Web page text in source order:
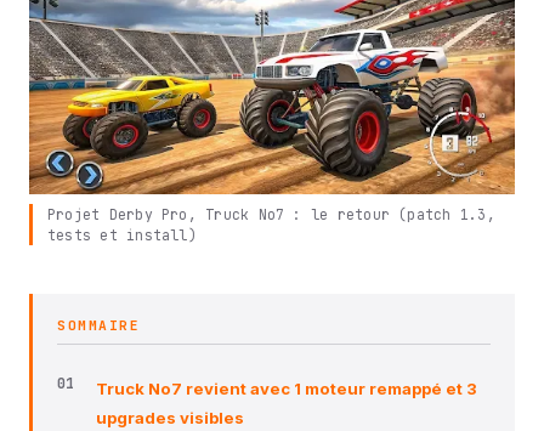
Projet Derby Pro, Truck No7 : le retour (patch 1.3,
tests et install)
SOMMAIRE
Truck No7 revient avec 1 moteur remappé et 3
upgrades visibles